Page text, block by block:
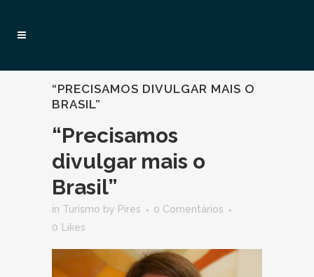
“PRECISAMOS DIVULGAR MAIS O
BRASIL”
“Precisamos
divulgar mais o
Brasil”
in Turismo by Pires
0 Comentários
0
Likes